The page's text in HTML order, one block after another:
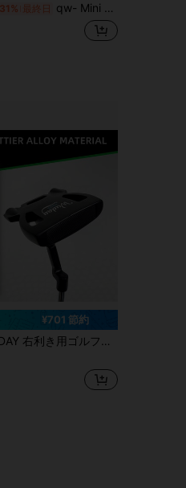
最終日 qw- Mini Putter cospiida PC+H/C 34 inch
¥701 節約
ミックグリップ、重心調整フェース/トゥ/ヒールシステム、キャストヘッド for 安定性向上 - スイングスピード(遅い/速い)に適応 - あらゆるスキルレベルとコース状況に適合